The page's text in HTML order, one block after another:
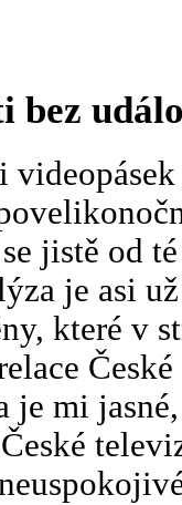
bez
jistě od
je asi
které v
mi